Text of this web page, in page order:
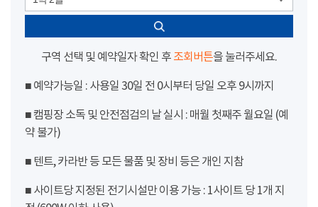
구역 선택 및 예약일자 확인 후 조회버튼을 눌러주세요.
■ 예약가능일 : 사용일 30일 전 0시부터 당일 오후 9시까지
■ 캠핑장 소독 및 안전점검의 날 실시 : 매월 첫째주 월요일 (예
약 불가)
■ 텐트, 카라반 등 모든 물품 및 장비 등은 개인 지참
■ 사이트당 지정된 전기시설만 이용 가능 : 1사이트 당 1개 지